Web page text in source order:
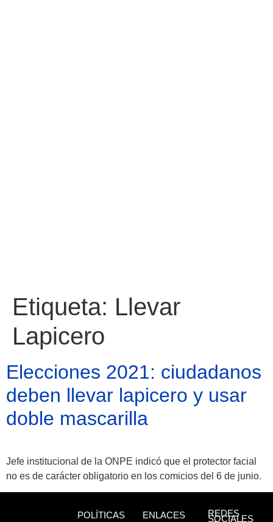
Atractivos
Moyobamba, está
Etiqueta: Llevar
Lapicero
Elecciones 2021: ciudadanos
deben llevar lapicero y usar
doble mascarilla
Jefe institucional de la ONPE indicó que el protector facial
no es de carácter obligatorio en los comicios del 6 de junio.
POLÍTICAS ENLACES REDES
SOCIALES